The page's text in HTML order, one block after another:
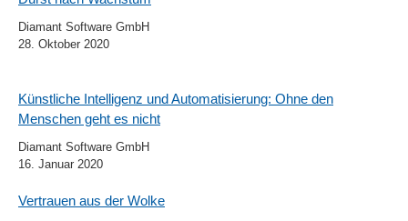
Diamant Software GmbH
28. Oktober 2020
Künstliche Intelligenz und Automatisierung: Ohne den
Menschen geht es nicht
Diamant Software GmbH
16. Januar 2020
Vertrauen aus der Wolke